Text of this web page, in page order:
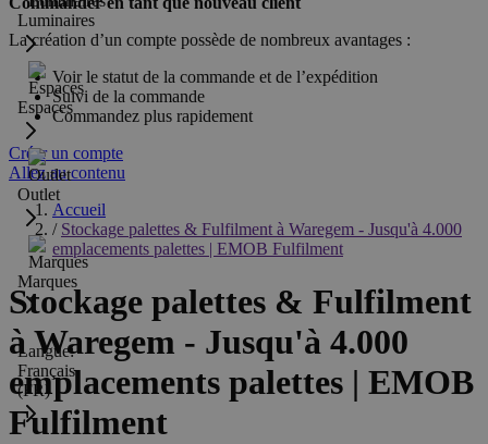
Luminaires
Espaces
Outlet
Marques
Langue:
Français
(FR)
La création d’un compte possède de nombreux avantages :
Voir le statut de la commande et de l’expédition
Suivi de la commande
Commandez plus rapidement
Créer un compte
Allez au contenu
Accueil
/ Stockage palettes & Fulfilment à Waregem - Jusqu'à 4.000
emplacements palettes | EMOB Fulfilment
Stockage palettes & Fulfilment
à Waregem - Jusqu'à 4.000
emplacements palettes | EMOB
Fulfilment